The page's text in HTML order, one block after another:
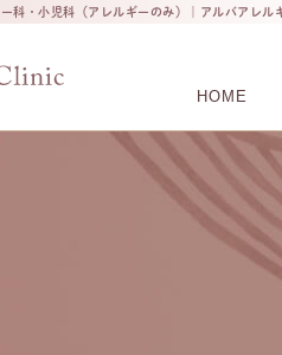
科・小児科（アレルギーのみ）｜アルバアレル
HOME